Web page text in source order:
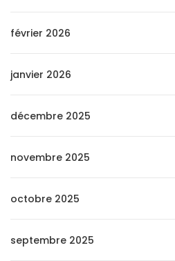
février 2026
janvier 2026
décembre 2025
novembre 2025
octobre 2025
septembre 2025